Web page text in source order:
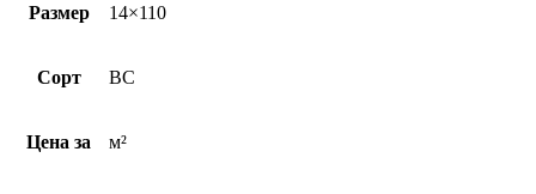
Размер 14×110
Сорт ВС
Цена за м²